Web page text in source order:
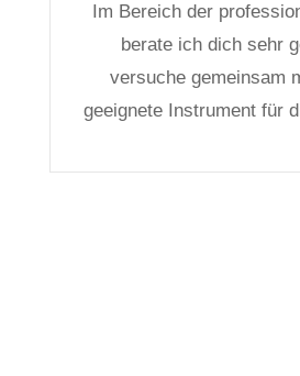
Im Bereich der
berate ich dich sehr
versuche gemeinsam
geeignete Instrument für